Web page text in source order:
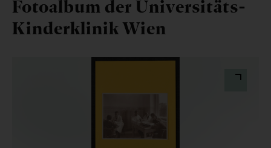
Fotoalbum der Universitäts-
Kinderklinik Wien